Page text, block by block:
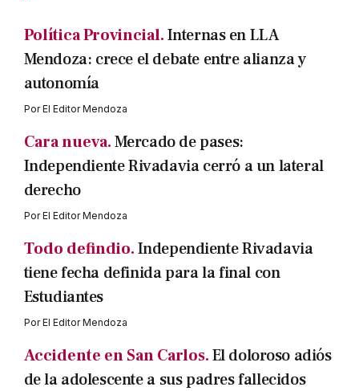
Política Provincial.Internas en LLA
Mendoza: crece el debate entre alianza y
autonomía
PorEl Editor Mendoza
Cara nueva.Mercado de pases:
Independiente Rivadavia cerró a un lateral
derecho
PorEl Editor Mendoza
Todo defindio.Independiente Rivadavia
tiene fecha definida para la final con
Estudiantes
PorEl Editor Mendoza
Accidente en San Carlos.El doloroso adiós
de la adolescente a sus padres fallecidos